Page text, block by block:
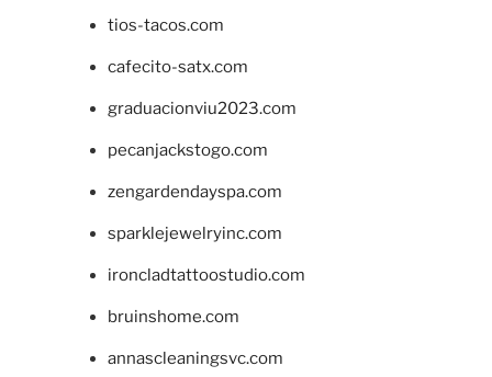
tios-tacos.com
cafecito-satx.com
graduacionviu2023.com
pecanjackstogo.com
zengardendayspa.com
sparklejewelryinc.com
ironcladtattoostudio.com
bruinshome.com
annascleaningsvc.com